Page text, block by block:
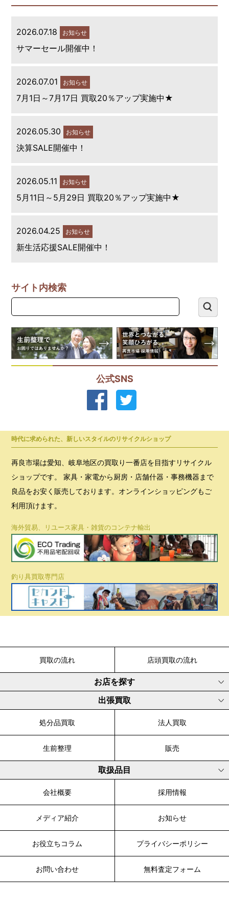
2026.07.18 お知らせ
サマーセール開催中！
2026.07.01 お知らせ
7月1日～7月17日 買取20％アップ実施中★
2026.05.30 お知らせ
決算SALE開催中！
2026.05.11 お知らせ
5月11日～5月29日 買取20％アップ実施中★
2026.04.25 お知らせ
新生活応援SALE開催中！
サイト内検索
公式SNS
時代に求められた、新しいスタイルのリサイクルショップ
再良市場は愛知、岐阜地区の買取り一番店を目指すリサイクル
ショップです。 家具・家電から厨房・店舗什器・事務機器まで
良品をお安く販売しております。オンラインショッピングもご
利用頂けます。
海外貿易、リユース家具・雑貨のコンテナ輸出
釣り具買取専門店
買取の流れ 店頭買取の流れ
お店を探す
出張買取
処分品買取 法人買取
生前整理 販売
取扱品目
会社概要 採用情報
メディア紹介 お知らせ
お役立ちコラム プライバシーポリシー
お問い合わせ 無料査定フォーム